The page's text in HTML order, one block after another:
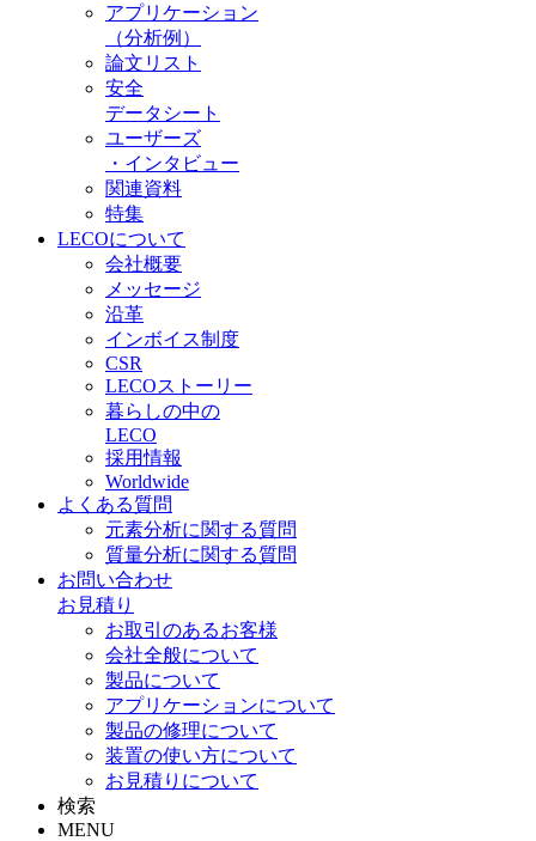
アプリケーション
（分析例）
論文リスト
安全
データシート
ユーザーズ
・インタビュー
関連資料
特集
LECOについて
会社概要
メッセージ
沿革
インボイス制度
CSR
LECOストーリー
暮らしの中の
LECO
採用情報
Worldwide
よくある質問
元素分析に関する質問
質量分析に関する質問
お問い合わせ
お見積り
お取引のあるお客様
会社全般について
製品について
アプリケーションについて
製品の修理について
装置の使い方について
お見積りについて
検索
MENU